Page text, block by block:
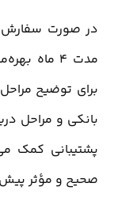
در صورت سفارش
مدت 4 ماه
برای توضیح
بانکی و مراحل
پشتیبانی کمک
صحیح و مؤثر